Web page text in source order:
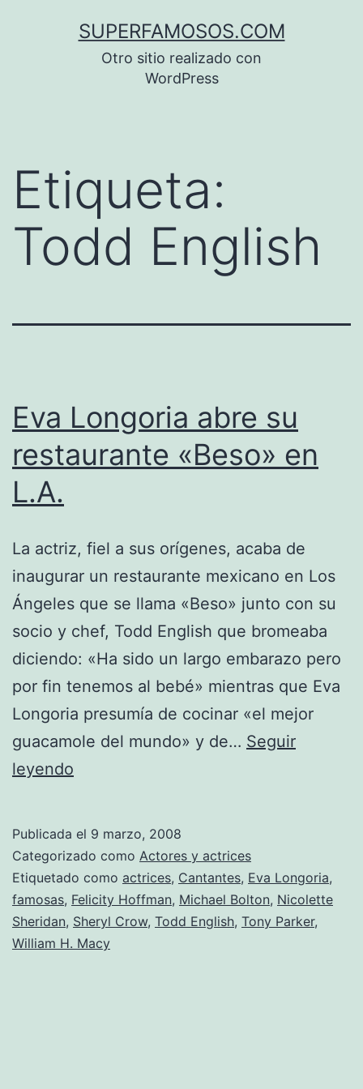
SUPERFAMOSOS.COM
Otro sitio realizado con
WordPress
Etiqueta:
Todd English
Eva Longoria abre su
restaurante «Beso» en
L.A.
La actriz, fiel a sus orígenes, acaba de
inaugurar un restaurante mexicano en Los
Ángeles que se llama «Beso» junto con su
socio y chef, Todd English que bromeaba
diciendo: «Ha sido un largo embarazo pero
por fin tenemos al bebé» mientras que Eva
Longoria presumía de cocinar «el mejor
guacamole del mundo» y de… Seguir
leyendo
su
restaurante
«Beso»
en
Publicada el 9 marzo, 2008
Categorizado como Actores y actrices
Etiquetado como actrices, Cantantes, Eva Longoria,
famosas, Felicity Hoffman, Michael Bolton, Nicolette
Sheridan, Sheryl Crow, Todd English, Tony Parker,
William H. Macy